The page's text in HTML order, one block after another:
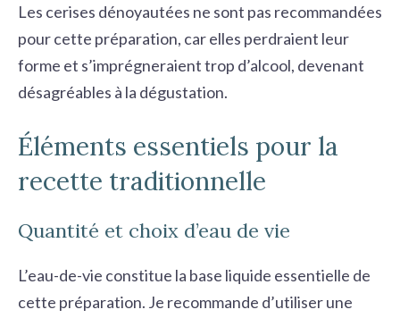
Les cerises dénoyautées ne sont pas recommandées
pour cette préparation, car elles perdraient leur
forme et s’imprégneraient trop d’alcool, devenant
désagréables à la dégustation.
Éléments essentiels pour la
recette traditionnelle
Quantité et choix d’eau de vie
L’eau-de-vie constitue la base liquide essentielle de
cette préparation. Je recommande d’utiliser une